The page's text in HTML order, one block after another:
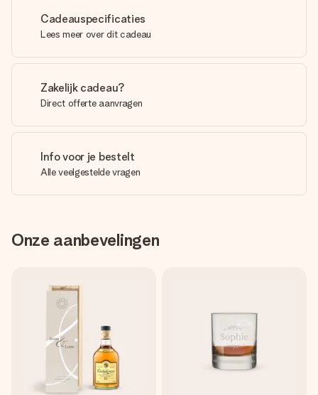
Cadeauspecificaties
Lees meer over dit cadeau
Zakelijk cadeau?
Direct offerte aanvragen
Info voor je bestelt
Alle veelgestelde vragen
Onze aanbevelingen